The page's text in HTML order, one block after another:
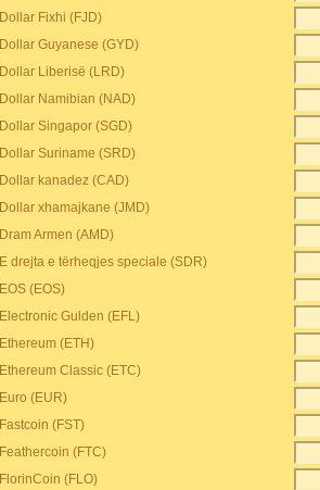
Dollar Fixhi (FJD)
Dollar Guyanese (GYD)
Dollar Liberisë (LRD)
Dollar Namibian (NAD)
Dollar Singapor (SGD)
Dollar Suriname (SRD)
Dollar kanadez (CAD)
Dollar xhamajkane (JMD)
Dram Armen (AMD)
E drejta e tërheqjes speciale (SDR)
EOS (EOS)
Electronic Gulden (EFL)
Ethereum (ETH)
Ethereum Classic (ETC)
Euro (EUR)
Fastcoin (FST)
Feathercoin (FTC)
FlorinCoin (FLO)